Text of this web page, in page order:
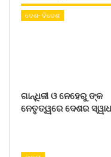
ଦେଶ- ବିଦେଶ
ଗାନ୍ଧିଜୀ ଓ ନେହେରୁ ଙ୍କ
ନେତୃତ୍ୱରେ ଦେଶର